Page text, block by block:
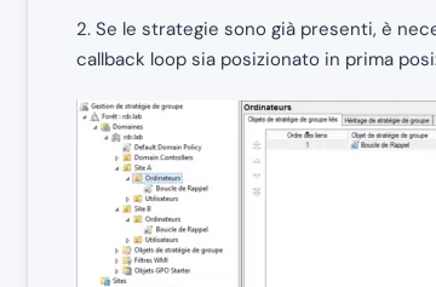
2. Se le strategie sono già presenti, è
callback loop sia posizionato in prima